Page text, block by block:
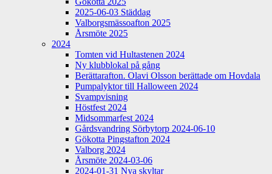
2025-06-03 Städdag
Valborgsmässoafton 2025
Årsmöte 2025
2024
Tomten vid Hultastenen 2024
Ny klubblokal på gång
Berättarafton. Olavi Olsson berättade om Hovdala
Pumpalyktor till Halloween 2024
Svampvisning
Höstfest 2024
Midsommarfest 2024
Gårdsvandring Sörbytorp 2024-06-10
Gökotta Pingstafton 2024
Valborg 2024
Årsmöte 2024-03-06
2024-01-31 Nya skyltar